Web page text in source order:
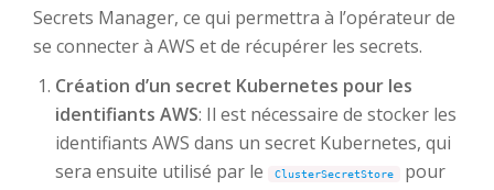
Secrets Manager, ce qui permettra à l’opérateur de
se connecter à AWS et de récupérer les secrets.
Création d’un secret Kubernetes pour les
identifiants AWS: Il est nécessaire de stocker les
identifiants AWS dans un secret Kubernetes, qui
sera ensuite utilisé par le
ClusterSecretStore
pour